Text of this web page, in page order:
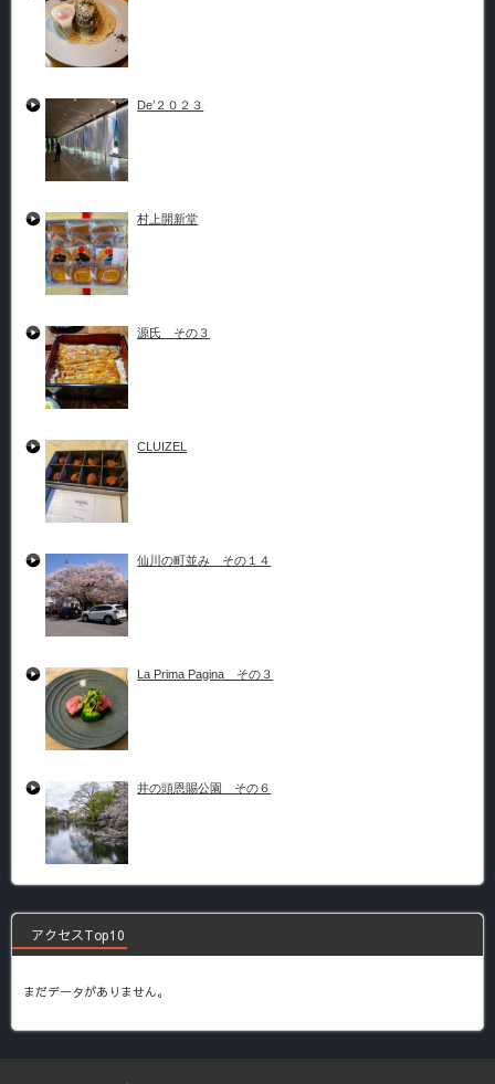
De’２０２３
村上開新堂
源氏 その３
CLUIZEL
仙川の町並み その１４
La Prima Pagina その３
井の頭恩賜公園 その６
アクセスTop10
まだデータがありません。